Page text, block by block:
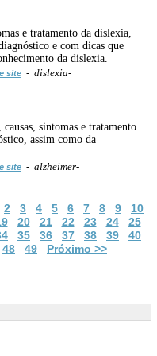
e tratamento da dislexia,
e com dicas que
da dislexia.
site - dislexia-
sintomas e tratamento
assim como da
site - alzheimer-
2 3 4 5 6 7 8 9
10
20 21 22 23 24
25
35 36 37 38 39 40
48 49 Próximo >>